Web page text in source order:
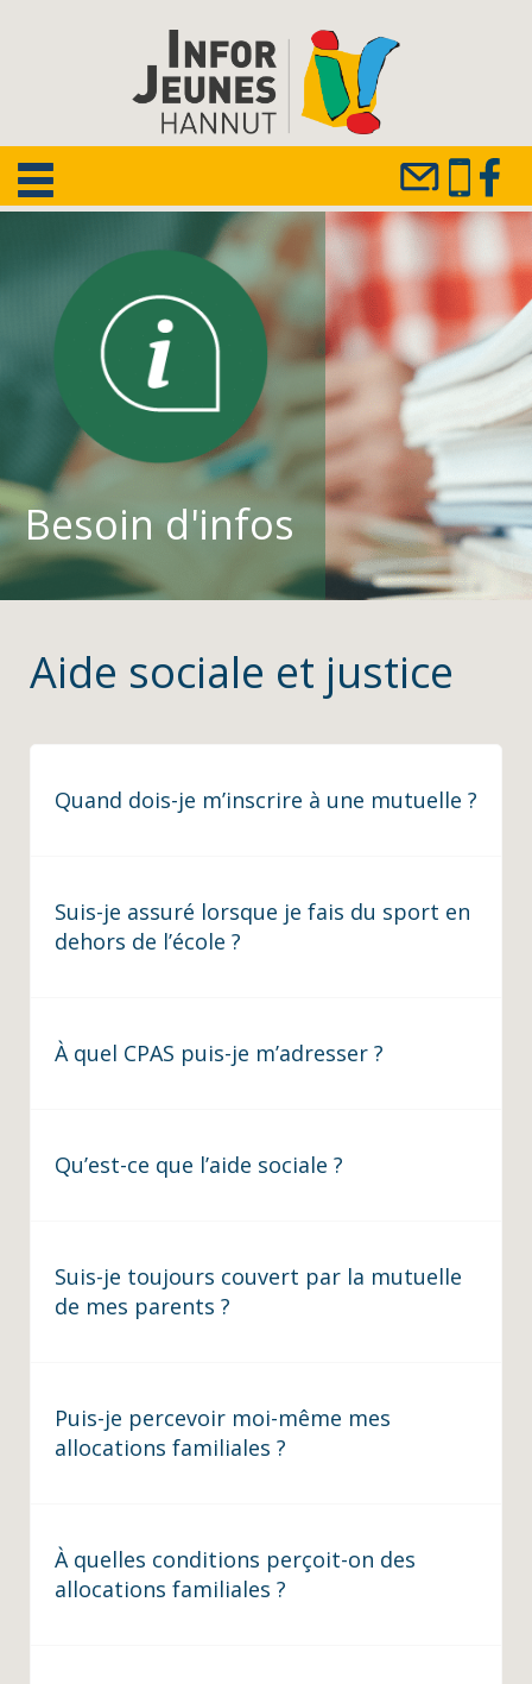
Besoin d'infos
Aide sociale et justice
Quand dois-je m’inscrire à une mutuelle ?
Suis-je assuré lorsque je fais du sport en
dehors de l’école ?
À quel CPAS puis-je m’adresser ?
Qu’est-ce que l’aide sociale ?
Suis-je toujours couvert par la mutuelle
de mes parents ?
Puis-je percevoir moi-même mes
allocations familiales ?
À quelles conditions perçoit-on des
allocations familiales ?